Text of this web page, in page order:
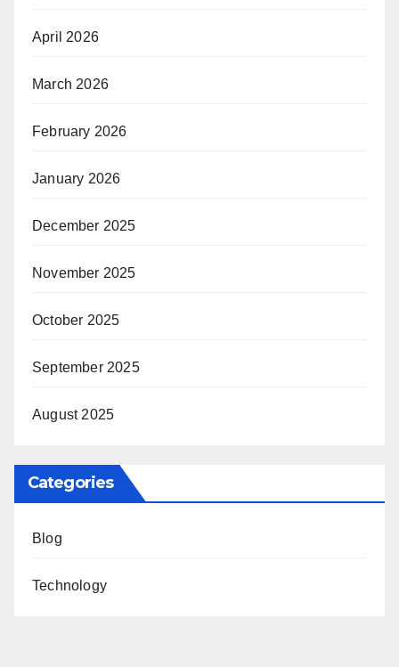
April 2026
March 2026
February 2026
January 2026
December 2025
November 2025
October 2025
September 2025
August 2025
Categories
Blog
Technology